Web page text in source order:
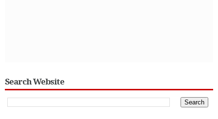
Search Website